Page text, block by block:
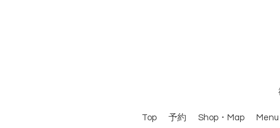
Top 予約 Shop・Map Menu